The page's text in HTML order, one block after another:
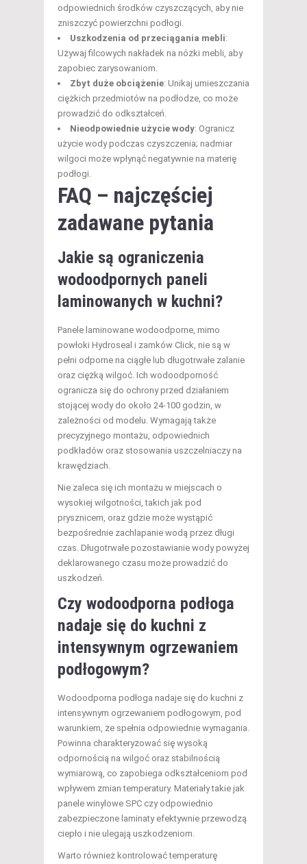
odpowiednich środków czyszczących, aby nie
zniszczyć powierzchni podłogi.
Uszkodzenia od przeciągania mebli:
Używaj filcowych nakładek na nóżki mebli, aby
zapobiec zarysowaniom.
Zbyt duże obciążenie: Unikaj umieszczania
ciężkich przedmiotów na podłodze, co może
prowadzić do odkształceń.
Nieodpowiednie użycie wody: Ogranicz
użycie wody podczas czyszczenia; nadmiar
wilgoci może wpłynąć negatywnie na materię
podłogi.
FAQ – najczęściej
zadawane pytania
Jakie są ograniczenia
wodoodpornych paneli
laminowanych w kuchni?
Panele laminowane wodoodporne, mimo
powłoki Hydroseal i zamków Click, nie są w
pełni odporne na ciągłe lub długotrwałe zalanie
oraz ciężką wilgoć. Ich wodoodporność
ogranicza się do ochrony przed działaniem
stojącej wody do około 24-100 godzin, w
zależności od modelu. Wymagają także
precyzyjnego montażu, odpowiednich
podkładów oraz stosowania uszczelniaczy na
krawędziach.
Nie zaleca się ich montażu w miejscach o
wysokiej wilgotności, takich jak pod
prysznicem, oraz gdzie może wystąpić
bezpośrednie zachlapanie wodą przez długi
czas. Długotrwałe pozostawianie wody powyżej
deklarowanego czasu może prowadzić do
uszkodzeń.
Czy wodoodporna podłoga
nadaje się do kuchni z
intensywnym ogrzewaniem
podłogowym?
Wodoodporna podłoga nadaje się do kuchni z
intensywnym ogrzewaniem podłogowym, pod
warunkiem, że spełnia odpowiednie wymagania.
Powinna charakteryzować się wysoką
odpornością na wilgoć oraz stabilnością
wymiarową, co zapobiega odkształceniom pod
wpływem zmian temperatury. Materiały takie jak
panele winylowe SPC czy odpowiednio
zabezpieczone laminaty efektywnie przewodzą
ciepło i nie ulegają uszkodzeniom.
Warto również kontrolować temperaturę